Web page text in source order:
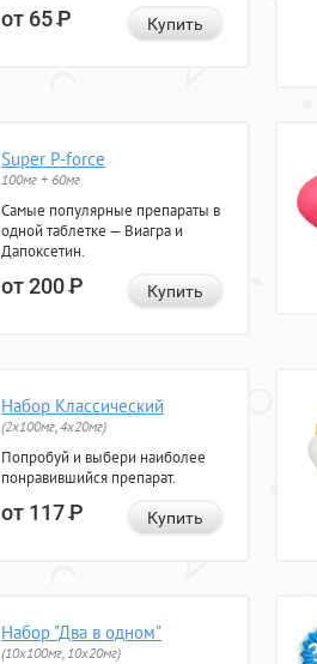
от 65Р Купить
Super P-force
100мг + 60мг
Самые популярные препараты в
одной таблетке — Виагра и
Дапоксетин.
от 200Р Купить
Набор Классический
(2x100мг, 4x20мг)
Попробуй и выбери наиболее
понравившийся препарат.
от 117Р Купить
Набор "Два в одном"
(10x100мг, 10x20мг)